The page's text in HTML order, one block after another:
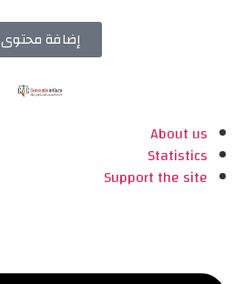
إضافة محتوى
About us
Statistics
Support the site